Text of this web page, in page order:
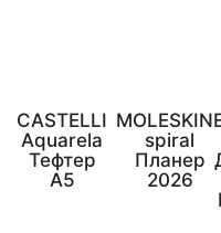
CASTELLI
Aquarela
Тефтер
А5
spiral
Планер
2026